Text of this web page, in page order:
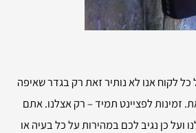
כל לקוח אנו לא נותיר זאת רק בגדר שאיפה
זמינות לפציינט תמיד – רק אצלנו. אתם
ועל כן נגיב לכם במהירות על כל בעיה או